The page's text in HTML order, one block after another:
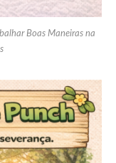
Boas Maneiras na